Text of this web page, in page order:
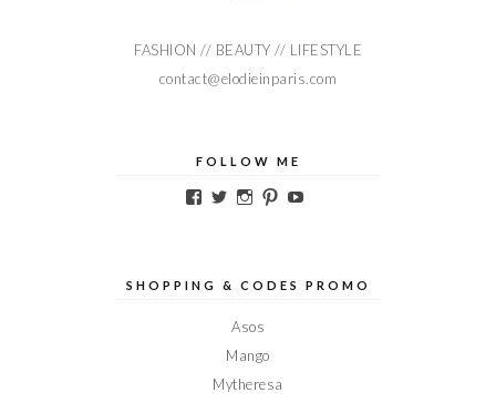
FASHION // BEAUTY // LIFESTYLE
contact@elodieinparis.com
FOLLOW ME
Voir
sur
Voir
sur
Voir
sur
Voir
sur sur
SHOPPING & CODES PROMO
Asos
Mango
Mytheresa